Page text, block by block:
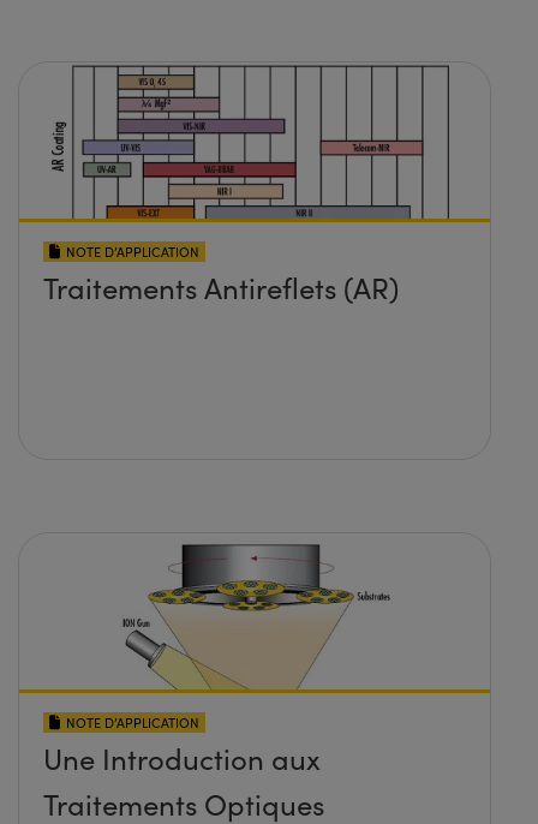
NOTE D’APPLICATION
Traitements Antireflets (AR)
NOTE D’APPLICATION
Une Introduction aux
Traitements Optiques